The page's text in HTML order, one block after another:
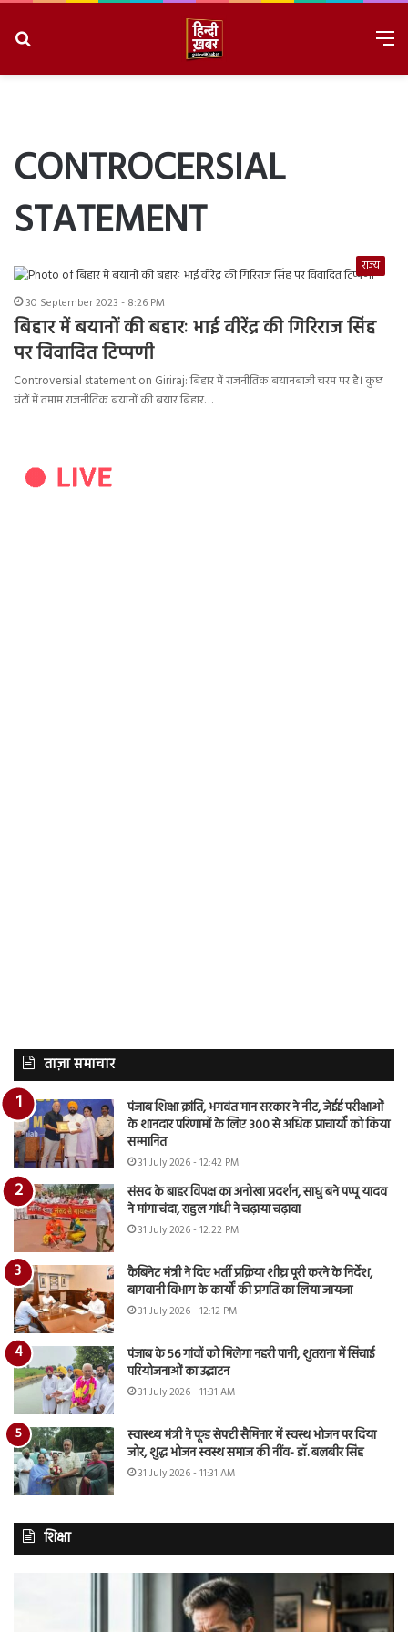
CONTROCERSIAL
STATEMENT
राज्य
30 September 2023 - 8:26 PM
बिहार में बयानों की बहारः भाई वीरेंद्र की गिरिराज सिंह
पर विवादित टिप्पणी
Controversial statement on Giriraj: बिहार में राजनीतिक बयानबाजी चरम पर है। कुछ
घंटों में तमाम राजनीतिक बयानों की बयार बिहार…
ताज़ा समाचार
पंजाब शिक्षा क्रांति, भगवंत मान सरकार ने नीट, जेईई परीक्षाओं
के शानदार परिणामों के लिए 300 से अधिक प्राचार्यों को किया
सम्मानित
31 July 2026 - 12:42 PM
संसद के बाहर विपक्ष का अनोखा प्रदर्शन, साधु बने पप्पू यादव
ने मांगा चंदा, राहुल गांधी ने चढ़ाया चढ़ावा
31 July 2026 - 12:22 PM
कैबिनेट मंत्री ने दिए भर्ती प्रक्रिया शीघ्र पूरी करने के निर्देश,
बागवानी विभाग के कार्यों की प्रगति का लिया जायजा
31 July 2026 - 12:12 PM
पंजाब के 56 गांवों को मिलेगा नहरी पानी, शुतराना में सिंचाई
परियोजनाओं का उद्घाटन
31 July 2026 - 11:31 AM
स्वास्थ्य मंत्री ने फूड सेफ्टी सैमिनार में स्वस्थ भोजन पर दिया
जोर, शुद्ध भोजन स्वस्थ समाज की नींव- डॉ. बलबीर सिंह
31 July 2026 - 11:31 AM
शिक्षा